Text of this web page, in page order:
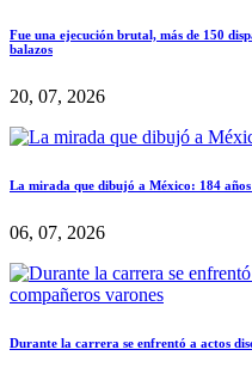
Fue una ejecución brutal, más de 150
balazos
20, 07, 2026
La mirada que dibujó a México: 184 años
06, 07, 2026
Durante la carrera se enfrentó a actos